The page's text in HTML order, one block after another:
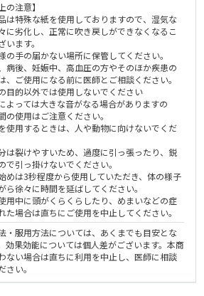
の注意】
は特殊な紙を使用しておりますので、湿気な
に劣化し、正常に吹き戻しができなくなるこ
います。
の手の届かない場所に保管してください。
病後、妊娠中、高血圧の方やそのほか疾患の
、ご使用になる前に医師とご相談ください。
目的以外では使用しないでください
よっては大きな音がなる場合がありますの
の使用はご注意ください。
使用するときは、人や動物に向けないでくだ
は裂けやすいため、過度に引っ張ったり、鋭
で引っ掛けないでください。
めは3秒程度から使用していただき、体の様子
ら徐々に時間を延ばしてください。
用中に頭がくらくらしたり、めまいなどの症
た場合は直ちにご使用を中止してください。
・服用方法については、あくまでも目安とな
効果効能については個人差がございます。本商
ない場合は直ちに利用を中止し、医師に相談
さい。